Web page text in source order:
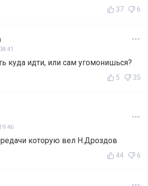
37 6
куда идти, или сам угомонишься?
5 35
которую вел Н.Дроздов
44 6